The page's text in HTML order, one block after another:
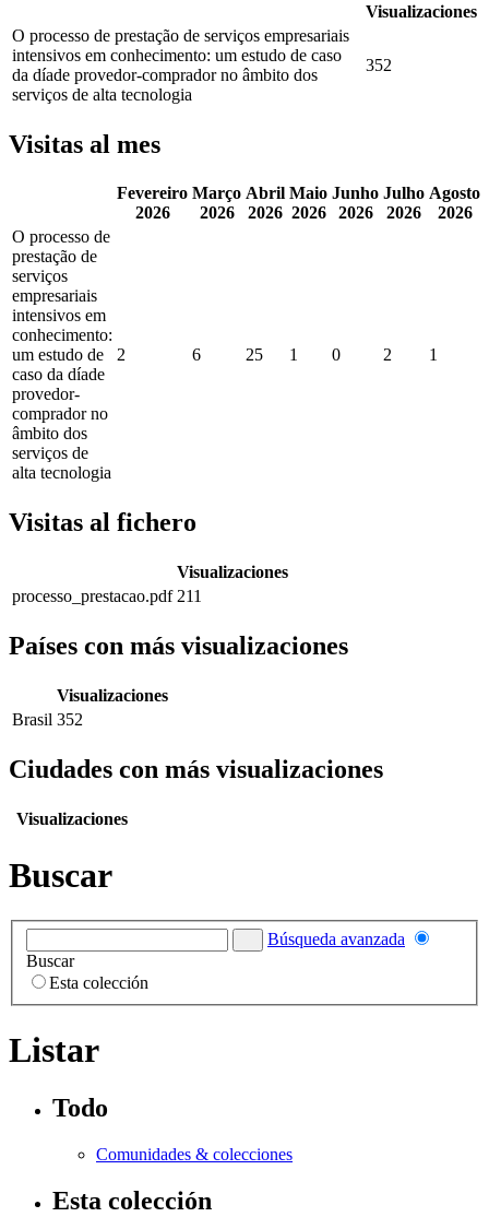
Visualizaciones
O processo de prestação de serviços empresariais
intensivos em conhecimento: um estudo de caso
da díade provedor-comprador no âmbito dos
serviços de alta tecnologia
352
Visitas al mes
Fevereiro
2026
Março
2026
Abril
2026
Maio
2026
Junho
2026
Julho
2026
Agosto
2026
O processo de
prestação de
serviços
empresariais
intensivos em
conhecimento:
um estudo de
caso da díade
provedor-
comprador no
âmbito dos
serviços de
alta tecnologia
2 6 25 1 0 2 1
Visitas al fichero
Visualizaciones
processo_prestacao.pdf 211
Países con más visualizaciones
Visualizaciones
Brasil 352
Ciudades con más visualizaciones
Visualizaciones
Buscar
Búsqueda avanzada
Buscar
Esta colección
Listar
Todo
Comunidades & colecciones
Esta colección